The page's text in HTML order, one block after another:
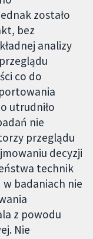
zostało
bez
analizy
co do
utrudniło
nie
przeglądu
decyzji
technik
w badaniach nie
z powodu
Nie